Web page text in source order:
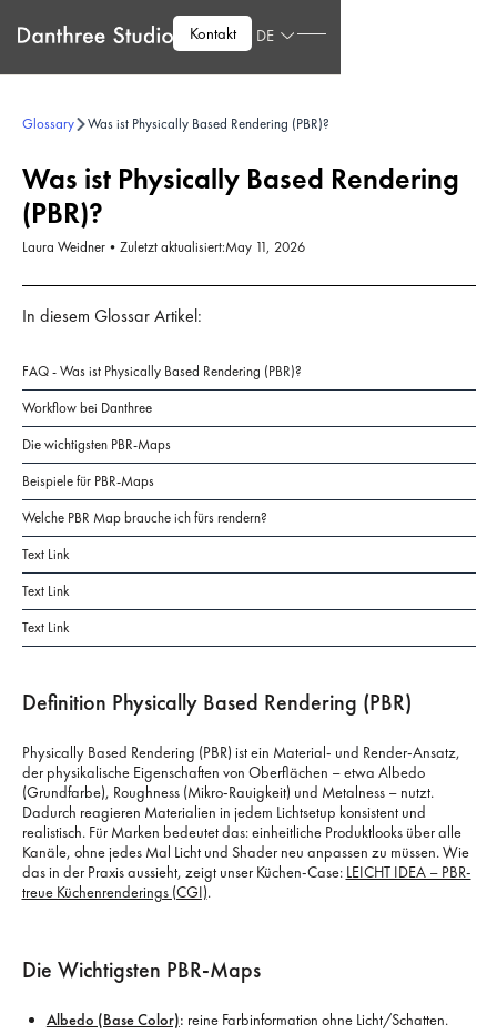
Kontakt DE
Glossary Was ist Physically Based Rendering (PBR)?
Was ist Physically Based Rendering
(PBR)?
Laura Weidner• Zuletzt aktualisiert:May 11, 2026
In diesem Glossar Artikel:
FAQ - Was ist Physically Based Rendering (PBR)?
Workflow bei Danthree
Die wichtigsten PBR-Maps
Beispiele für PBR-Maps
Welche PBR Map brauche ich fürs rendern?
Text Link
Text Link
Text Link
Definition Physically Based Rendering (PBR)
Physically Based Rendering (PBR) ist ein Material- und Render-Ansatz,
der physikalische Eigenschaften von Oberflächen – etwa Albedo
(Grundfarbe), Roughness (Mikro-Rauigkeit) und Metalness – nutzt.
Dadurch reagieren Materialien in jedem Lichtsetup konsistent und
realistisch. Für Marken bedeutet das: einheitliche Produktlooks über alle
Kanäle, ohne jedes Mal Licht und Shader neu anpassen zu müssen. Wie
das in der Praxis aussieht, zeigt unser Küchen-Case: LEICHT IDEA – PBR-
treue Küchenrenderings (CGI).
Die Wichtigsten PBR-Maps
Albedo (Base Color): reine Farb­information ohne Licht/Schatten.